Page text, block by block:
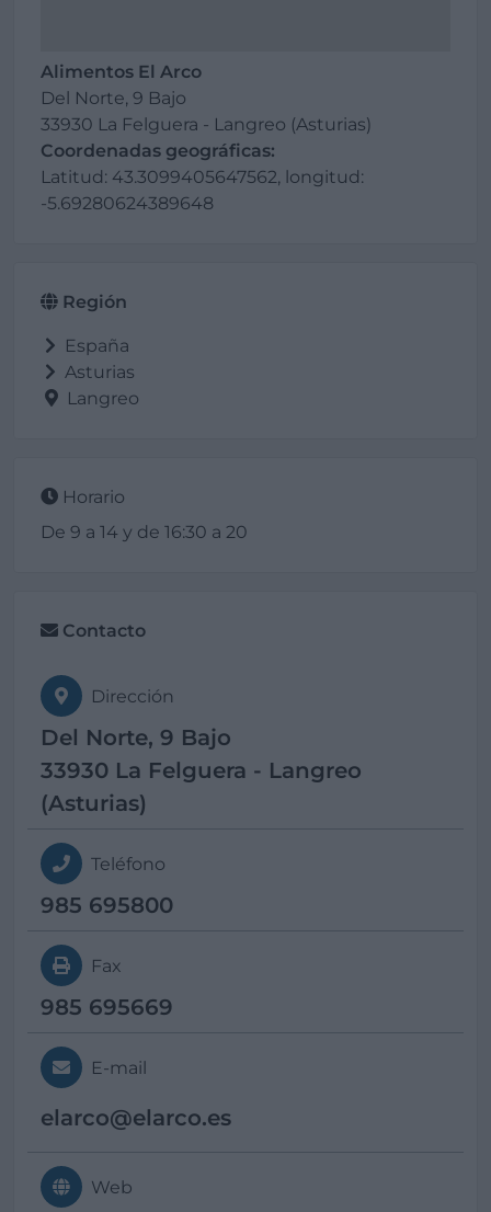
Alimentos El Arco
Del Norte, 9 Bajo
33930 La Felguera - Langreo (Asturias)
Coordenadas geográficas:
Latitud: 43.3099405647562, longitud:
-5.69280624389648
Región
España
Asturias
Langreo
Horario
De 9 a 14 y de 16:30 a 20
Contacto
Dirección
Del Norte, 9 Bajo
33930 La Felguera - Langreo
(Asturias)
Teléfono
985 695800
Fax
985 695669
E-mail
elarco@elarco.es
Web